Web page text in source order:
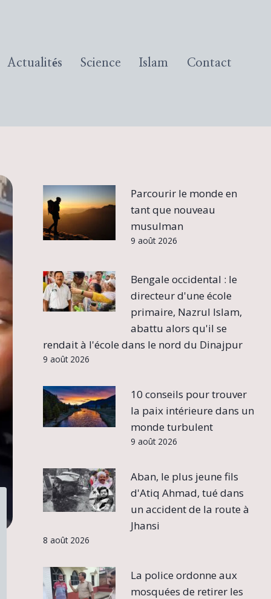
Actualités Science Islam Contact
Parcourir le monde en
tant que nouveau
musulman
9 août 2026
Bengale occidental : le
directeur d'une école
primaire, Nazrul Islam,
abattu alors qu'il se
rendait à l'école dans le nord du Dinajpur
9 août 2026
10 conseils pour trouver
la paix intérieure dans un
monde turbulent
9 août 2026
Aban, le plus jeune fils
d'Atiq Ahmad, tué dans
un accident de la route à
Jhansi
8 août 2026
La police ordonne aux
mosquées de retirer les